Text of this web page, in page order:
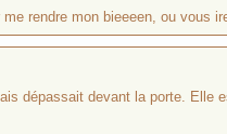
rendre mon bieeeen, ou vous
dépassait devant la porte. Elle